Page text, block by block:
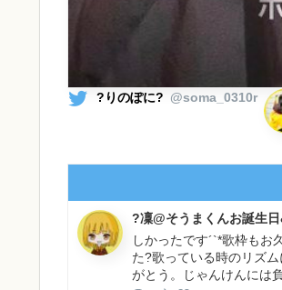
?りのぽに️? @soma_0310r
?凜@そうまくんお誕生
しかったです´`*歌枠も
た?歌っている時のリズ
がとう。じゃんけんには